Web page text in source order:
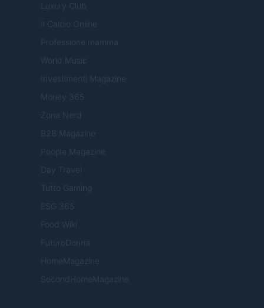
Luxury Club
Il Calcio Online
Professione mamma
World Music
Investimenti Magazine
Money 365
Zona Nerd
B2B Magazine
People Magazine
Day Travel
Tutto Gaming
ESG 365
Food Wiki
FuturoDonna
HomeMagazine
SecondHomeMagazine